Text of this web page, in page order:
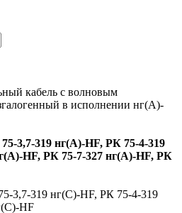
кабель с волновым
в исполнении нг(А)-
3,7-319 нг(А)-HF, РК 75-4-319
HF, РК 75-7-327 нг(А)-HF, РК
3,7-319 нг(С)-HF, РК 75-4-319
HF